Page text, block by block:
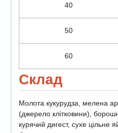
40
50
60
Склад
Молота кукурудза, мелена
(джерело клітковини),
курячий дигест, сухе цільне